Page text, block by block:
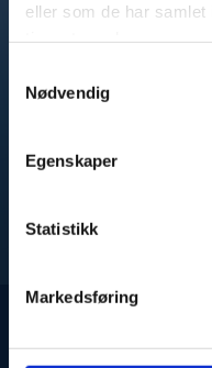
eller som de har
Nødvendig
Egenskaper
Statistikk
Markedsføring